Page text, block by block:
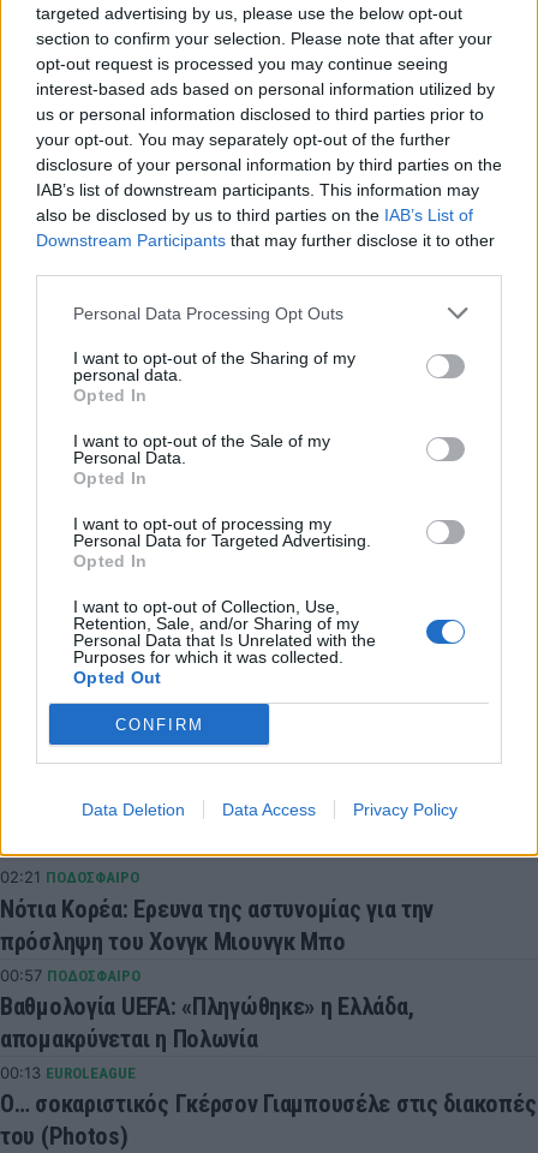
targeted advertising by us, please use the below opt-out
section to confirm your selection. Please note that after your
opt-out request is processed you may continue seeing
interest-based ads based on personal information utilized by
us or personal information disclosed to third parties prior to
your opt-out. You may separately opt-out of the further
disclosure of your personal information by third parties on the
IAB’s list of downstream participants. This information may
also be disclosed by us to third parties on the IAB’s List of
Downstream Participants that may further disclose it to other
Personal Data Processing Opt Outs
I want to opt-out of the Sharing of my
personal data.
Opted In
I want to opt-out of the Sale of my
Personal Data.
Opted In
I want to opt-out of processing my
Personal Data for Targeted Advertising.
Opted In
I want to opt-out of Collection, Use,
Retention, Sale, and/or Sharing of my
Personal Data that Is Unrelated with the
Purposes for which it was collected.
Opted Out
CONFIRM
Data Deletion Data Access Privacy Policy
δίπ., 12 ριμπ., 3 μπλ.), όσους είχε και οΤζάρετ Τζακ
(12/23 δίπ., 1/7 τρίπ., 13 ασ., 8 ριμπ.), ο οποίος
σημείωσε ρεκόρ καριέρας στο NBA!
Παιχνίδι από παντού στη Novibet με το
νέο Mobile App
Onsports Video
Βαλαντσιούνας Γιόνας
COMMENTS
Συνδεθείτε για να σχολιάσετε
LATEST NEWS
SUPER LEAGUE 2
02:21 ΠΟΔΟΣΦΑΙΡΟ
Νότια Κορέα: Ερευνα της αστυνομίας για την
πρόσληψη του Χονγκ Μιουνγκ Μπo
00:57 ΠΟΔΟΣΦΑΙΡΟ
Βαθμολογία UEFA: «Πληγώθηκε» η Ελλάδα,
απομακρύνεται η Πολωνία
00:13 EUROLEAGUE
Ο… σοκαριστικός Γκέρσον Γιαμπουσέλε στις διακοπές
του (Photos)